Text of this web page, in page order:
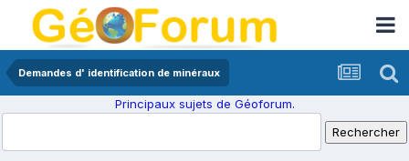
Demandes d' identification de minéraux
Principaux sujets de Géoforum.